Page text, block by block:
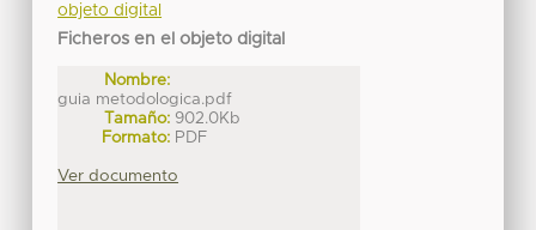
objeto digital
Ficheros en el objeto digital
Nombre:
guia metodologica.pdf
Tamaño: 902.0Kb
Formato: PDF
Ver documento